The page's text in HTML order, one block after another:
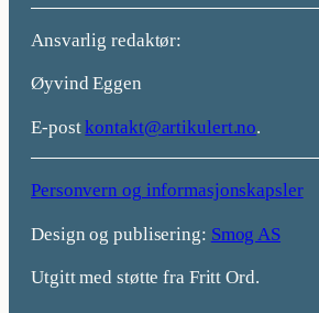
Ansvarlig redaktør:
Øyvind Eggen
E-postkontakt@artikulert.no.
Personvern og informasjonskapsler
Design og publisering: Smog AS
Utgitt med støtte fra Fritt Ord.